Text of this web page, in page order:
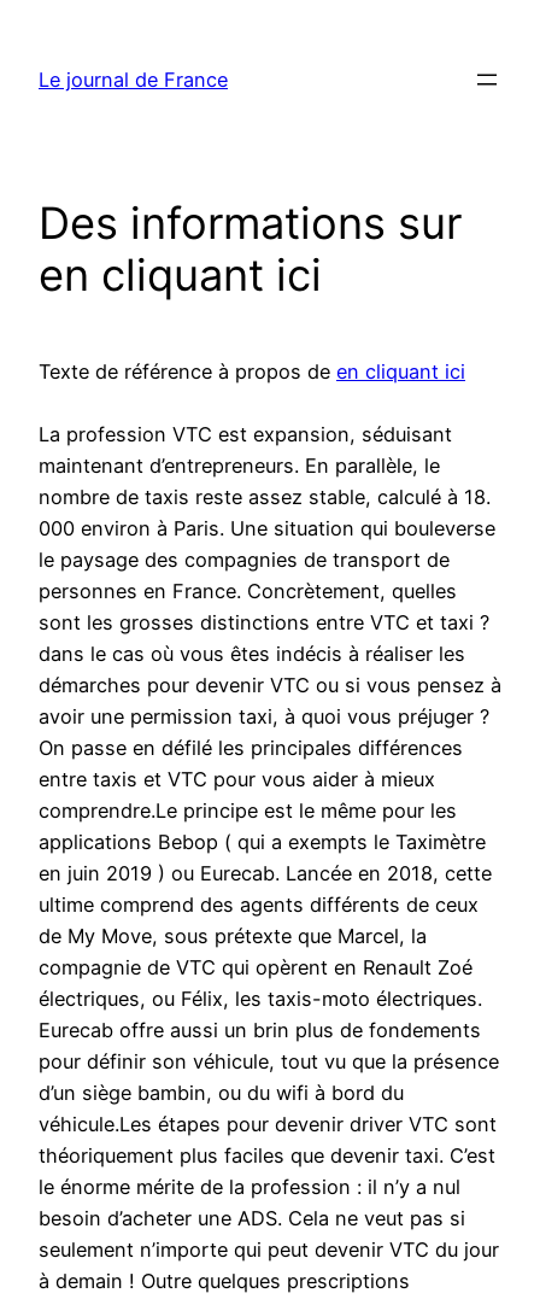
contenu
Le journal de France
Des informations sur
en cliquant ici
Texte de référence à propos de en cliquant ici
La profession VTC est expansion, séduisant
maintenant d’entrepreneurs. En parallèle, le
nombre de taxis reste assez stable, calculé à 18.
000 environ à Paris. Une situation qui bouleverse
le paysage des compagnies de transport de
personnes en France. Concrètement, quelles
sont les grosses distinctions entre VTC et taxi ?
dans le cas où vous êtes indécis à réaliser les
démarches pour devenir VTC ou si vous pensez à
avoir une permission taxi, à quoi vous préjuger ?
On passe en défilé les principales différences
entre taxis et VTC pour vous aider à mieux
comprendre.Le principe est le même pour les
applications Bebop ( qui a exempts le Taximètre
en juin 2019 ) ou Eurecab. Lancée en 2018, cette
ultime comprend des agents différents de ceux
de My Move, sous prétexte que Marcel, la
compagnie de VTC qui opèrent en Renault Zoé
électriques, ou Félix, les taxis-moto électriques.
Eurecab offre aussi un brin plus de fondements
pour définir son véhicule, tout vu que la présence
d’un siège bambin, ou du wifi à bord du
véhicule.Les étapes pour devenir driver VTC sont
théoriquement plus faciles que devenir taxi. C’est
le énorme mérite de la profession : il n’y a nul
besoin d’acheter une ADS. Cela ne veut pas si
seulement n’importe qui peut devenir VTC du jour
à demain ! Outre quelques prescriptions